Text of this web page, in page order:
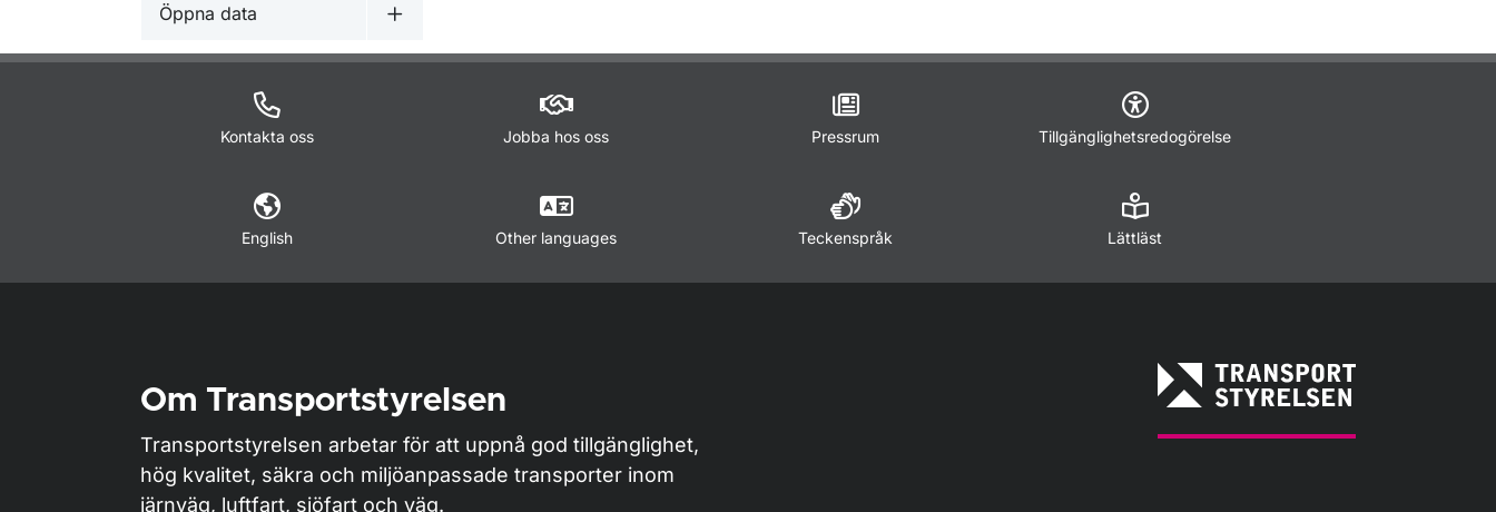
Öppna data
Undermeny för Öppna data
Kontakta oss Jobba hos oss Pressrum Tillgänglighetsredogörelse
English Other languages Teckenspråk Lättläst
Om Transportstyrelsen
Transportstyrelsen arbetar för att uppnå god tillgänglighet,
hög kvalitet, säkra och miljöanpassade transporter inom
järnväg, luftfart, sjöfart och väg.